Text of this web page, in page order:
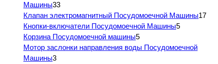
Машины33
Клапан электромагнитный Посудомоечной Машины17
Кнопки-включатели Посудомоечной Машины5
Корзина Посудомоечной машины5
Мотор заслонки направления воды Посудомоечной
Машины3